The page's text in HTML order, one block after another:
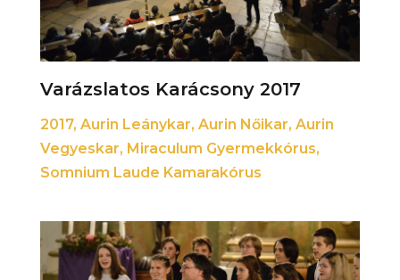
Varázslatos Karácsony 2017
2017, Aurin Leánykar, Aurin Nőikar, Aurin
Vegyeskar, Miraculum Gyermekkórus,
Somnium Laude Kamarakórus